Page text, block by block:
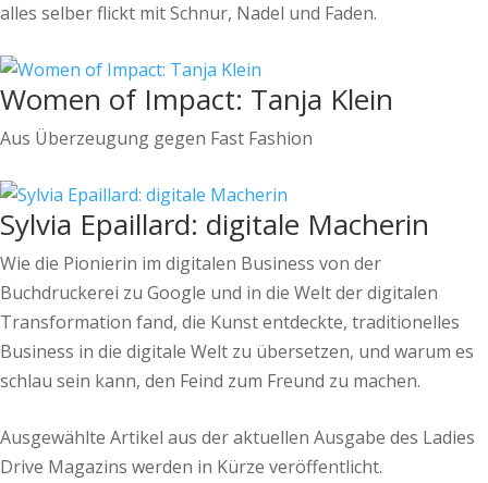
alles selber flickt mit Schnur, Nadel und Faden.
Women of Impact: Tanja Klein
Aus Überzeugung gegen Fast Fashion
Sylvia Epaillard: digitale Macherin
Wie die Pionierin im digitalen Business von der
Buchdruckerei zu Google und in die Welt der digitalen
Transformation fand, die Kunst entdeckte, traditionelles
Business in die digitale Welt zu übersetzen, und warum es
schlau sein kann, den Feind zum Freund zu machen.
Ausgewählte Artikel aus der aktuellen Ausgabe des Ladies
Drive Magazins werden in Kürze veröffentlicht.